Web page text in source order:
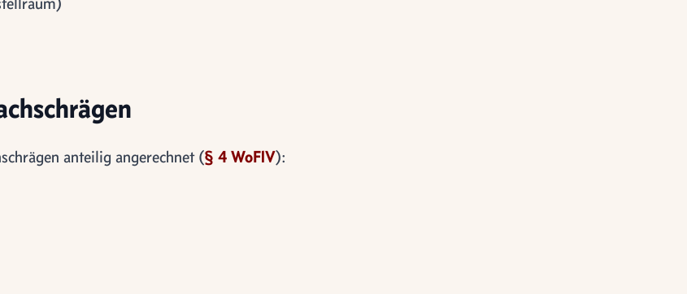
anteilig angerechnet (§ 4 WoFlV):